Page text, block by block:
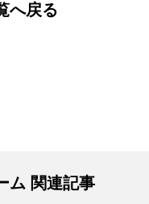
へ戻る
ム 関連記事